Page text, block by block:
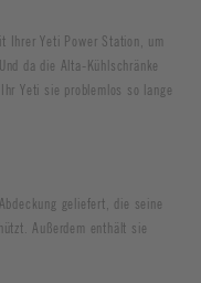
Ihrer Yeti Power Station, um
da die Alta-Kühlschränke
Yeti sie problemlos so lange
geliefert, die seine
Außerdem enthält sie